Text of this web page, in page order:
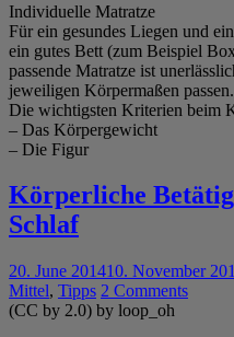
Individuelle Matratze
Für ein gesundes Liegen und
ein gutes Bett (zum Beispiel
passende Matratze ist
jeweiligen Körpermaßen passen.
Die wichtigsten Kriterien beim
– Das Körpergewicht
– Die Figur
Körperliche
Schlaf
20. June 201410. November
Mittel, Tipps 2 Comments
(CC by 2.0) by loop_oh